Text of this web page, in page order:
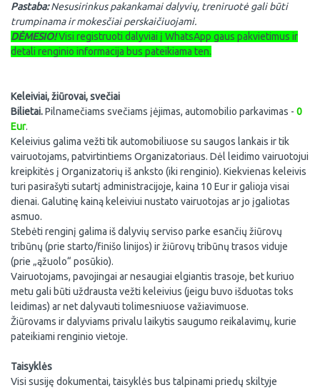
Pastaba:Nesusirinkus pakankamai dalyvių, treniruotė gali būti
trumpinama ir mokesčiai perskaičiuojami.
DĖMESIO!Visi registruoti dalyviai į WhatsApp gaus pakvietimus ir
detali renginio informacija bus pateikiama ten.
Keleiviai, žiūrovai, svečiai
Bilietai.Pilnamečiams svečiams įėjimas, automobilio parkavimas - 0
Eur.
Keleivius galima vežti tik automobiliuose su saugos lankais ir tik
vairuotojams, patvirtintiems Organizatoriaus. Dėl leidimo vairuotojui
kreipkitės į Organizatorių iš anksto (iki renginio). Kiekvienas keleivis
turi pasirašyti sutartį administracijoje, kaina 10 Eur ir galioja visai
dienai. Galutinę kainą keleiviui nustato vairuotojas ar jo įgaliotas
asmuo.
Stebėti renginį galima iš dalyvių serviso parke esančių žiūrovų
tribūnų (prie starto/finišo linijos) ir žiūrovų tribūnų trasos viduje
(prie „ąžuolo“ posūkio).
Vairuotojams, pavojingai ar nesaugiai elgiantis trasoje, bet kuriuo
metu gali būti uždrausta vežti keleivius (jeigu buvo išduotas toks
leidimas) ar net dalyvauti tolimesniuose važiavimuose.
Žiūrovams ir dalyviams privalu laikytis saugumo reikalavimų, kurie
pateikiami renginio vietoje.
Taisyklės
Visi susiję dokumentai, taisyklės bus talpinami priedų skiltyje